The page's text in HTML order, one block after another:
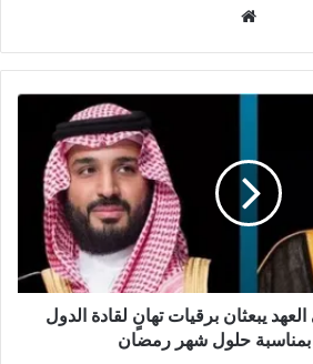
ق
ع
ب
يبعثان برقيات تهانٍ لقادة الدول
بمناسبة حلول شهر رمضان